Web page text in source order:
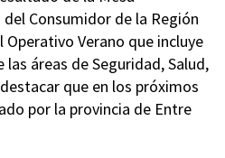
Consumidor de la Región
Verano que incluye
áreas de Seguridad, Salud,
que en los próximos
por la provincia de Entre